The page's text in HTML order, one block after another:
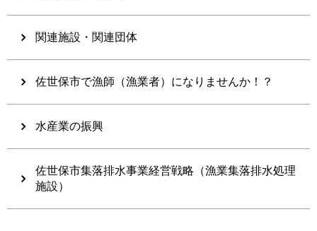
関連施設・関連団体
佐世保市で漁師（漁業者）になりませんか！？
水産業の振興
佐世保市集落排水事業経営戦略（漁業集落排水処理
施設）